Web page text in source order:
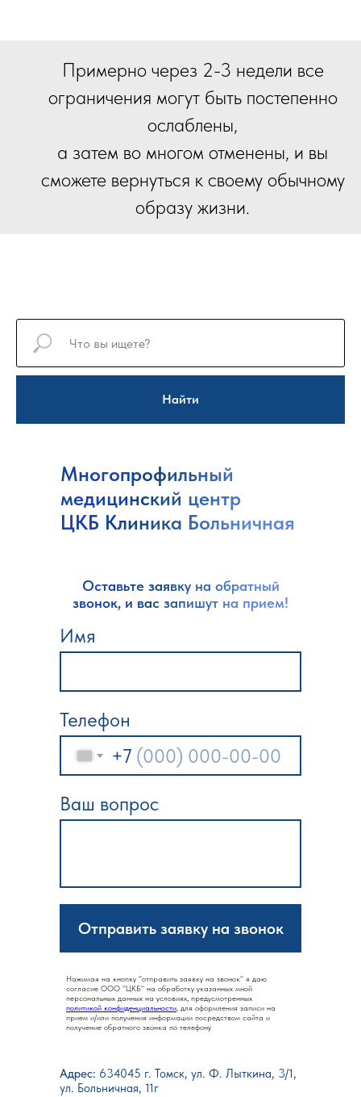
Примерно через 2-3 недели все
ограничения могут быть постепенно
ослаблены,
а затем во многом отменены, и вы
сможете вернуться к своему обычному
образу жизни.
Найти
Многопрофильный
медицинский центр
ЦКБ Клиника Больничная
Оставьте заявку на обратный
звонок, и вас запишут на прием!
Адрес: 634045 г. Томск, ул. Ф. Лыткина, 3/1,
ул. Больничная, 11г
Имя
Телефон
+7
Ваш вопрос
Отправить заявку на звонок
Нажимая на кнопку "отправить заявку на звонок" я даю
согласие ООО "ЦКБ" на обработку указанных мной
персональных данных на условиях, предусмотренных
политикой конфиденциальности, для оформления записи на
прием и/или получения информации посредством сайта и
получение обратного звонка по телефону